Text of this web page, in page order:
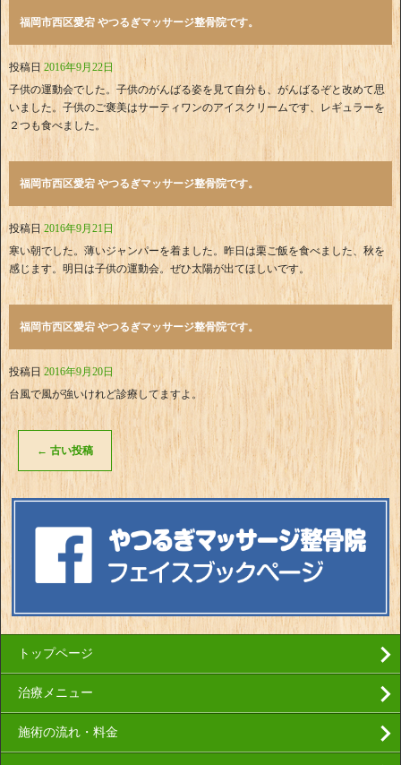
福岡市西区愛宕 やつるぎマッサージ整骨院です。
投稿日 2016年9月22日
子供の運動会でした。子供のがんばる姿を見て自分も、がんばるぞと改めて思
いました。子供のご褒美はサーティワンのアイスクリームです、レギュラーを
２つも食べました。
福岡市西区愛宕 やつるぎマッサージ整骨院です。
投稿日 2016年9月21日
寒い朝でした。薄いジャンパーを着ました。昨日は栗ご飯を食べました、秋を
感じます。明日は子供の運動会。ぜひ太陽が出てほしいです。
福岡市西区愛宕 やつるぎマッサージ整骨院です。
投稿日 2016年9月20日
台風で風が強いけれど診療してますよ。
← 古い投稿
トップページ
治療メニュー
施術の流れ・料金